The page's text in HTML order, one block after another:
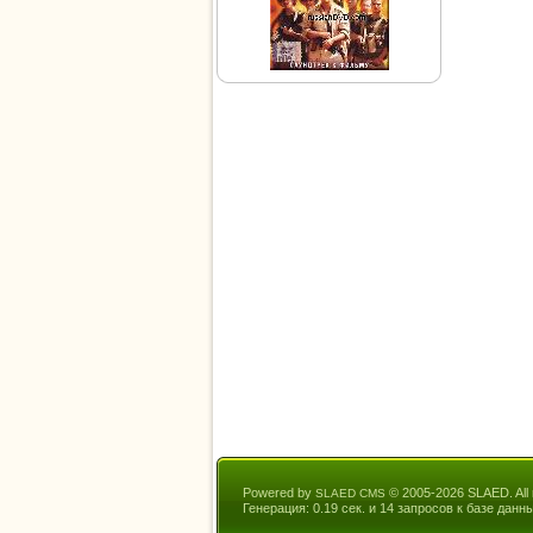
Powered by SLAED CMS © 2005-2026 SLAED. All
Генерация: 0.19 сек. и 14 запросов к базе